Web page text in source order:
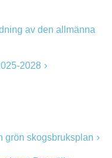
av den allmänna
2028
grön skogsbruksplan